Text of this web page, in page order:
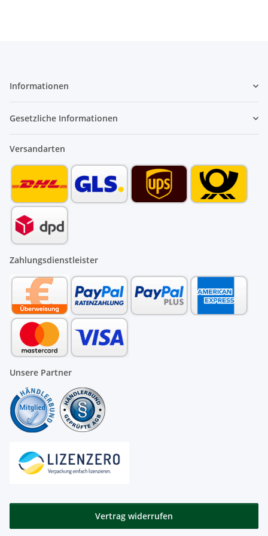
Informationen
Gesetzliche Informationen
Versandarten
Zahlungsdienstleister
Unsere Partner
Vertrag widerrufen